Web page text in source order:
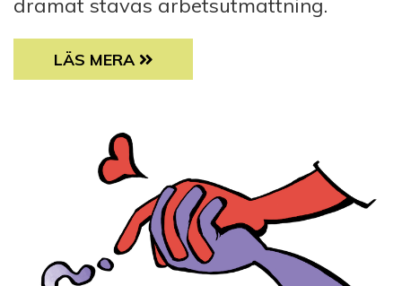
dramat stavas arbetsutmattning.
UTMATTNING – DEN NYA FOLKSJUKDOMEN
LÄS MERA